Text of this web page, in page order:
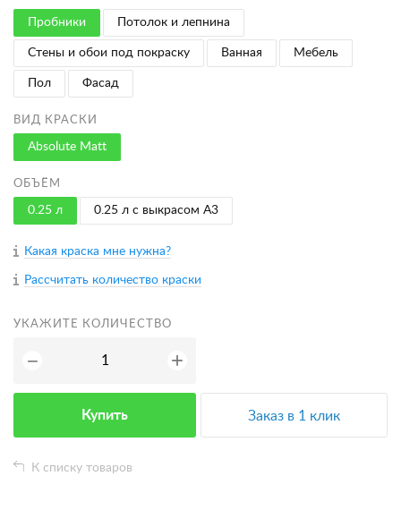
Пробники Потолок и лепнина
Стены и обои под покраску Ванная Мебель
Пол Фасад
ВИД КРАСКИ
Absolute Matt
ОБЪЁМ
0.25 л 0.25 л с выкрасом A3
Какая краска мне нужна?
Рассчитать количество краски
УКАЖИТЕ КОЛИЧЕСТВО
− +
Купить Заказ в 1 клик
К списку товаров